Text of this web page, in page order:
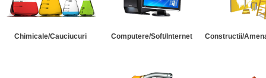
Chimicale/Cauciucuri Computere/Soft/Internet Constructii/